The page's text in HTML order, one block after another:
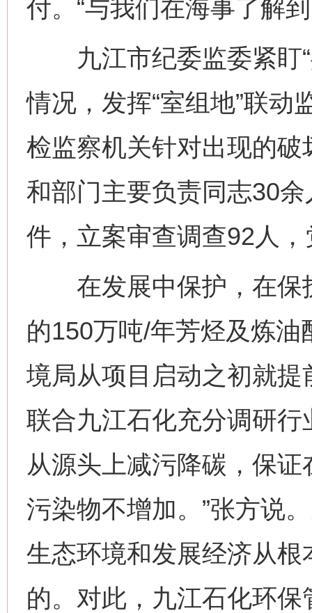
付。“与我们在海事了解
九江市纪委监委紧盯“
情况，发挥“室组地”联动
检监察机关针对出现的
和部门主要负责同志30
件，立案审查调查92人
在发展中保护，在保
的150万吨/年芳烃及炼
境局从项目启动之初就
联合九江石化充分调研
从源头上减污降碳，保
污染物不增加。”张方说
生态环境和发展经济从
的。对此，九江石化环